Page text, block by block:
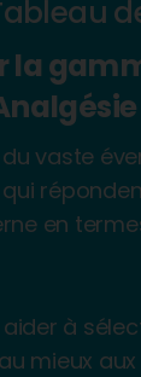
la
vaste
en
à
mieux